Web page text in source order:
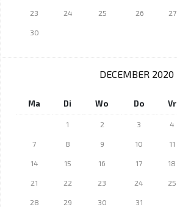
23 24 25 26 27
30
DECEMBER 2020
Ma Di Wo Do Vr
1 2 3 4
7 8 9 10 11
14 15 16 17 18
21 22 23 24 25
28 29 30 31